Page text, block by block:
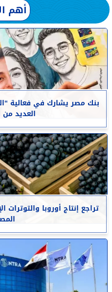
أهم
بنك مصر يشارك في فعالية
العديد
تراجع إنتاج أوروبا والتوترات